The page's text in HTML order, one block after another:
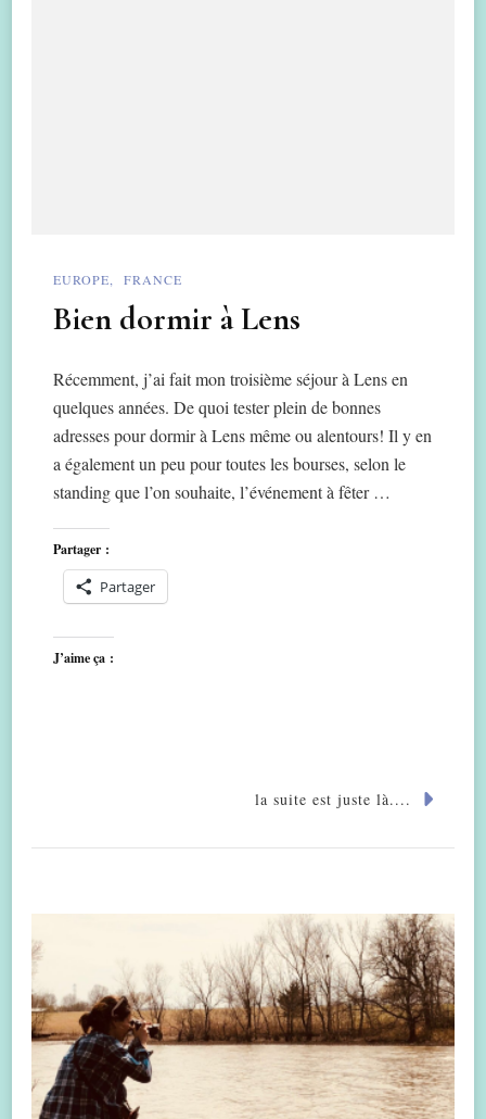
EUROPE FRANCE
Bien dormir à Lens
Récemment, j’ai fait mon troisième séjour à Lens en
quelques années. De quoi tester plein de bonnes
adresses pour dormir à Lens même ou alentours! Il y en
a également un peu pour toutes les bourses, selon le
standing que l’on souhaite, l’événement à fêter …
Partager :
Partager
J’aime ça :
la suite est juste là....